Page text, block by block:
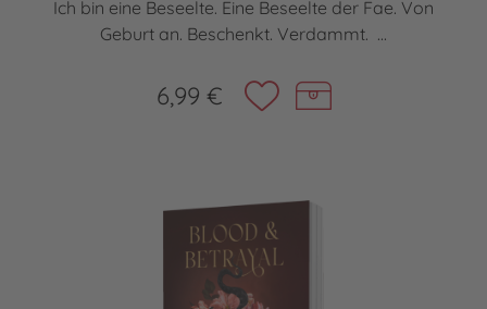
Ich bin eine Beseelte. Eine Beseelte der Fae. Von
Geburt an. Beschenkt. Verdammt. ...
6,99 €